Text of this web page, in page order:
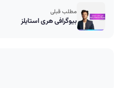
مطلب قبلی
بیوگرافی هری استایلز